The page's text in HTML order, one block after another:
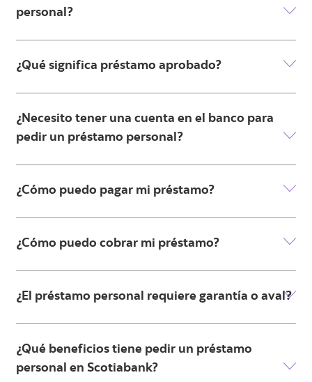
personal?
¿Qué significa préstamo aprobado?
¿Necesito tener una cuenta en el banco para
pedir un préstamo personal?
¿Cómo puedo pagar mi préstamo?
¿Cómo puedo cobrar mi préstamo?
¿El préstamo personal requiere garantía o aval?
¿Qué beneficios tiene pedir un préstamo
personal en Scotiabank?